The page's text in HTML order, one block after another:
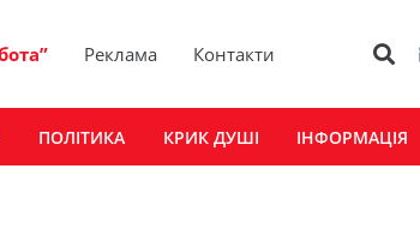
Реклама Контакти
ПОЛІТИКА КРИК ДУШІ ІНФОРМАЦІЯ